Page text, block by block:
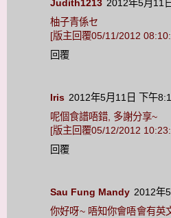
Judith1213 2012年5月11
柚子青係セ
[版主回覆05/11/2012
回覆
Iris 2012年5月11日 下午
呢個食譜唔錯, 多謝分享~
[版主回覆05/12/2012
回覆
Sau Fung Mandy 2012年
你好呀~ 唔知你會唔會有英